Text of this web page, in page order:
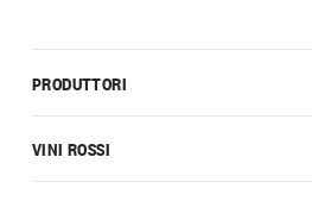
PRODUTTORI
VINI ROSSI